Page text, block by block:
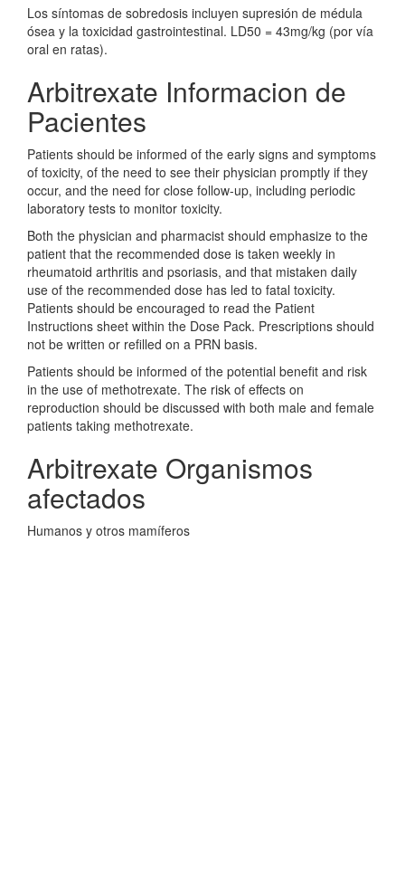
Los síntomas de sobredosis incluyen supresión de médula
ósea y la toxicidad gastrointestinal. LD50 = 43mg/kg (por vía
oral en ratas).
Arbitrexate Informacion de
Pacientes
Patients should be informed of the early signs and symptoms
of toxicity, of the need to see their physician promptly if they
occur, and the need for close follow-up, including periodic
laboratory tests to monitor toxicity.
Both the physician and pharmacist should emphasize to the
patient that the recommended dose is taken weekly in
rheumatoid arthritis and psoriasis, and that mistaken daily
use of the recommended dose has led to fatal toxicity.
Patients should be encouraged to read the Patient
Instructions sheet within the Dose Pack. Prescriptions should
not be written or refilled on a PRN basis.
Patients should be informed of the potential benefit and risk
in the use of methotrexate. The risk of effects on
reproduction should be discussed with both male and female
patients taking methotrexate.
Arbitrexate Organismos
afectados
Humanos y otros mamíferos